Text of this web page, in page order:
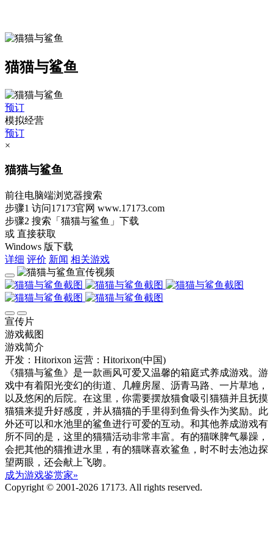
猫猫与鲨鱼
预订
模拟经营
预订
×
猫猫与鲨鱼
前往电脑端浏览器搜索
步骤1 访问17173官网 www.17173.com
步骤2 搜索 「猫猫与鲨鱼」 下载
或 直接获取
Windows 版下载
详细 评价 新闻 相关游戏
宣传片
游戏截图
游戏简介
开发：Hitorixon 运营：Hitorixon(中国)
《猫猫与鲨鱼》是一款画风可爱又温馨的箱庭式养成游戏。游
戏中有着阳光变幻的街道、几幢房屋、沥青马路、一片草地，
以及悠闲的后院。在这里，你需要摆放猫食吸引猫猫并且抚摸
猫猫来提升好感度，并从猫猫的手里得到鱼骨头作为奖励。此
外还可以和水池里的鲨鱼进行可爱的互动。和其他养成游戏有
所不同的是，这里的猫猫活动非常丰富。有的猫咪脾气暴躁，
会把其他的猫推进水里，有的猫咪喜欢鲨鱼，时不时去池边探
望两眼，还会献上飞吻。
成为游戏鉴赏家»
Copyright © 2001-2026 17173. All rights reserved.